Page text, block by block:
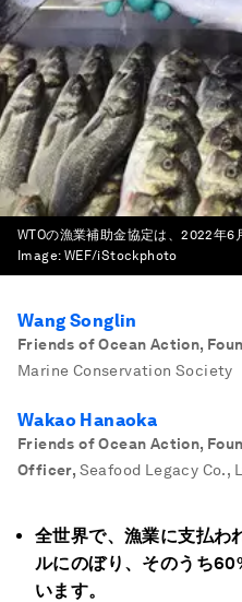
WTOの漁業補助金協定は、2022年6
Image: WEF/iStockphoto
Wang Songlin
Friends of Ocean Action,
Marine Conservation Society
Wakao Hanaoka
Friends of Ocean Action,
Officer, Seafood Legacy Co.,
全世界で、漁業に支払わ
ルにのぼり、そのうち
います。